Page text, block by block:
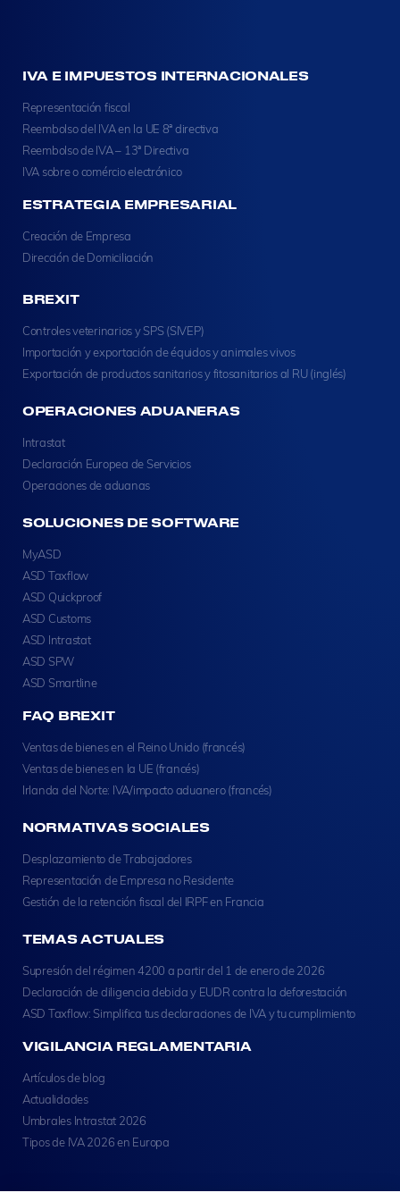
IVA E IMPUESTOS INTERNACIONALES
Representación fiscal
Reembolso del IVA en la UE 8ª directiva
Reembolso de IVA – 13ª Directiva
IVA sobre o comércio electrónico
ESTRATEGIA EMPRESARIAL
Creación de Empresa
Dirección de Domiciliación
BREXIT
Controles veterinarios y SPS (SIVEP)
Importación y exportación de équidos y animales vivos
Exportación de productos sanitarios y fitosanitarios al RU (inglés)
OPERACIONES ADUANERAS
Intrastat
Declaración Europea de Servicios
Operaciones de aduanas
SOLUCIONES DE SOFTWARE
MyASD
ASD Taxflow
ASD Quickproof
ASD Customs
ASD Intrastat
ASD SPW
ASD Smartline
FAQ BREXIT
Ventas de bienes en el Reino Unido (francés)
Ventas de bienes en la UE (francés)
Irlanda del Norte: IVA/impacto aduanero (francés)
NORMATIVAS SOCIALES
Desplazamiento de Trabajadores
Representación de Empresa no Residente
Gestión de la retención fiscal del IRPF en Francia
TEMAS ACTUALES
Supresión del régimen 4200 a partir del 1 de enero de 2026
Declaración de diligencia debida y EUDR contra la deforestación
ASD Taxflow: Simplifica tus declaraciones de IVA y tu cumplimiento
VIGILANCIA REGLAMENTARIA
Artículos de blog
Actualidades
Umbrales Intrastat 2026
Tipos de IVA 2026 en Europa